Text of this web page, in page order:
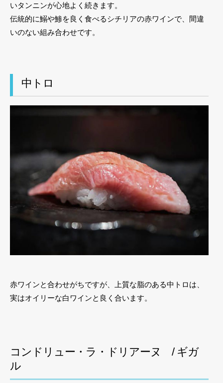
いタンニンが心地よく続きます。
伝統的に鰯や鯵を良く食べるシチリアの赤ワインで、間違
いのない組み合わせです。
中トロ
赤ワインと合わせがちですが、上質な脂のある中トロは、
実はオイリーな白ワインと良く合います。
コンドリュー・ラ・ドリアーヌ / ギガ
ル